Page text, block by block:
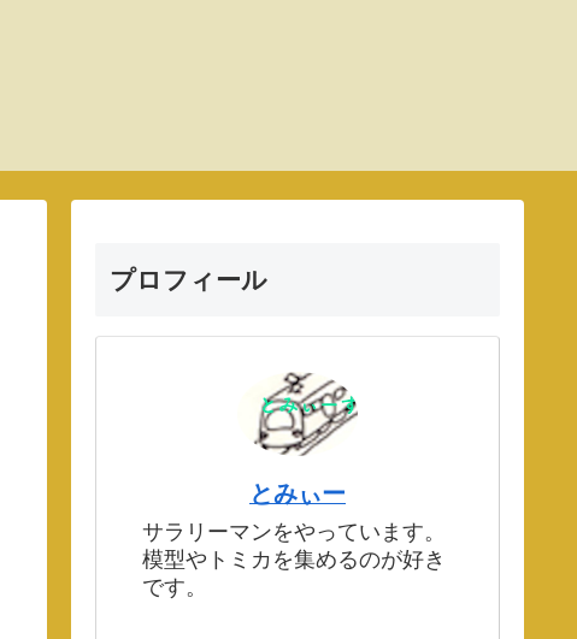
プロフィール
とみぃー
サラリーマンをやっています。
模型やトミカを集めるのが好き
です。